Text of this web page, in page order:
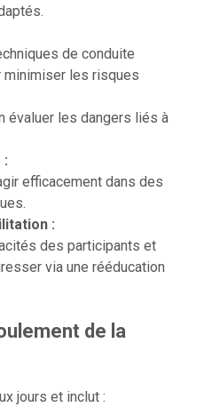
de conduite
minimiser les risques
évaluer les dangers liés à
:
efficacement dans des
:
des participants et
via une rééducation
de la
jours et inclut :